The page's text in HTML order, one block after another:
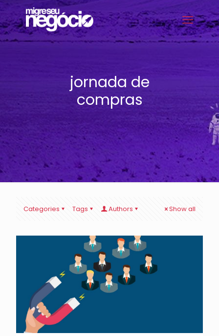
jornada de
compras
Categories Tags Authors Show all